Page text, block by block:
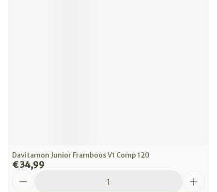
Davitamon Junior Framboos V1 Comp 120
€ 34,99